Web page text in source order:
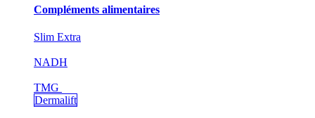
Compléments alimentaires
Slim Extra
NADH
TMG
Dermalift